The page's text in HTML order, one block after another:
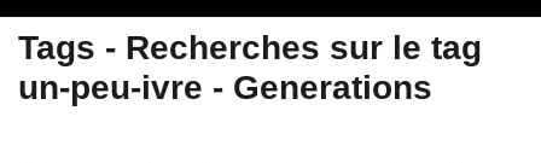
Tags - Recherches sur le tag
un-peu-ivre - Generations